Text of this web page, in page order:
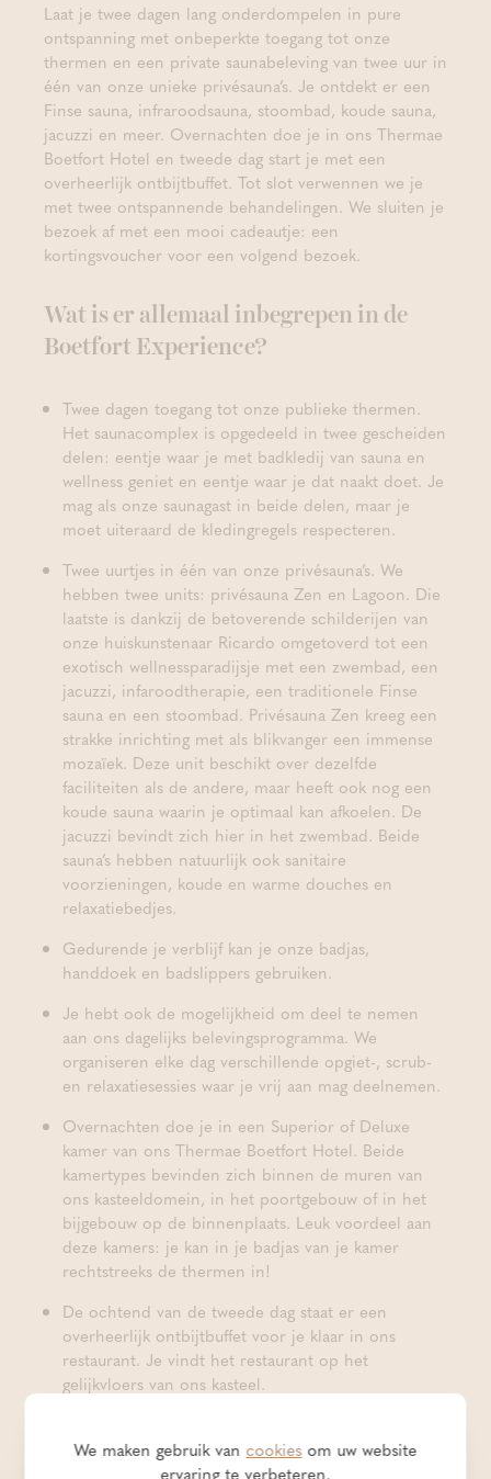
Laat je twee dagen lang onderdompelen in pure
ontspanning met onbeperkte toegang tot onze
thermen en een private saunabeleving van twee uur in
één van onze unieke privésauna’s. Je ontdekt er een
Finse sauna, infraroodsauna, stoombad, koude sauna,
jacuzzi en meer. Overnachten doe je in ons Thermae
Boetfort Hotel en tweede dag start je met een
overheerlijk ontbijtbuffet. Tot slot verwennen we je
met twee ontspannende behandelingen. We sluiten je
bezoek af met een mooi cadeautje: een
kortingsvoucher voor een volgend bezoek.
Wat is er allemaal inbegrepen in de
Boetfort Experience?
Twee dagen toegang tot onze publieke thermen.
Het saunacomplex is opgedeeld in twee gescheiden
delen: eentje waar je met badkledij van sauna en
wellness geniet en eentje waar je dat naakt doet. Je
mag als onze saunagast in beide delen, maar je
moet uiteraard de kledingregels respecteren.
Twee uurtjes in één van onze privésauna’s. We
hebben twee units: privésauna Zen en Lagoon. Die
laatste is dankzij de betoverende schilderijen van
onze huiskunstenaar Ricardo omgetoverd tot een
exotisch wellnessparadijsje met een zwembad, een
jacuzzi, infaroodtherapie, een traditionele Finse
sauna en een stoombad. Privésauna Zen kreeg een
strakke inrichting met als blikvanger een immense
mozaïek. Deze unit beschikt over dezelfde
faciliteiten als de andere, maar heeft ook nog een
koude sauna waarin je optimaal kan afkoelen. De
jacuzzi bevindt zich hier in het zwembad. Beide
sauna’s hebben natuurlijk ook sanitaire
voorzieningen, koude en warme douches en
relaxatiebedjes.
Gedurende je verblijf kan je onze badjas,
handdoek en badslippers gebruiken.
Je hebt ook de mogelijkheid om deel te nemen
aan ons dagelijks belevingsprogramma. We
organiseren elke dag verschillende opgiet-, scrub-
en relaxatiesessies waar je vrij aan mag deelnemen.
Overnachten doe je in een Superior of Deluxe
kamer van ons Thermae Boetfort Hotel. Beide
kamertypes bevinden zich binnen de muren van
ons kasteeldomein, in het poortgebouw of in het
bijgebouw op de binnenplaats. Leuk voordeel aan
deze kamers: je kan in je badjas van je kamer
rechtstreeks de thermen in!
De ochtend van de tweede dag staat er een
overheerlijk ontbijtbuffet voor je klaar in ons
restaurant. Je vindt het restaurant op het
gelijkvloers van ons kasteel.
behandelingen: een Body Relax Massage van 25
minuten en een gelaatsverzorging met een
We maken gebruik vancookiesom uw website
ervaring te verbeteren.